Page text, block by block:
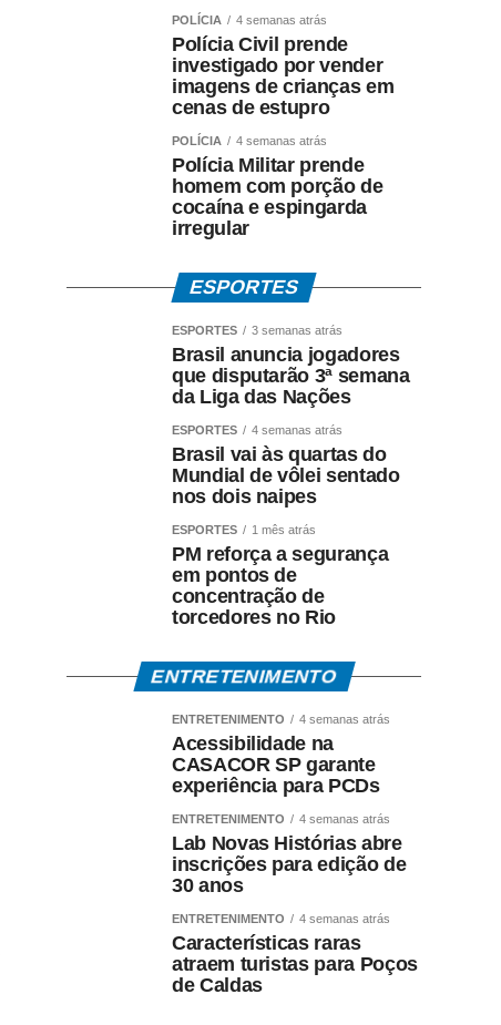
POLÍCIA 4 semanas atrás
Polícia Civil prende
investigado por vender
imagens de crianças em
cenas de estupro
POLÍCIA 4 semanas atrás
Polícia Militar prende
homem com porção de
cocaína e espingarda
irregular
ESPORTES
ESPORTES 3 semanas atrás
Brasil anuncia jogadores
que disputarão 3ª semana
da Liga das Nações
ESPORTES 4 semanas atrás
Brasil vai às quartas do
Mundial de vôlei sentado
nos dois naipes
ESPORTES 1 mês atrás
PM reforça a segurança
em pontos de
concentração de
torcedores no Rio
ENTRETENIMENTO
ENTRETENIMENTO 4 semanas atrás
Acessibilidade na
CASACOR SP garante
experiência para PCDs
ENTRETENIMENTO 4 semanas atrás
Lab Novas Histórias abre
inscrições para edição de
30 anos
ENTRETENIMENTO 4 semanas atrás
Características raras
atraem turistas para Poços
de Caldas